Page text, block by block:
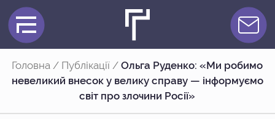
Головна / Публікації /Ольга Руденко: «Ми робимо
невеликий внесок у велику справу — інформуємо
світ про злочини Росії»